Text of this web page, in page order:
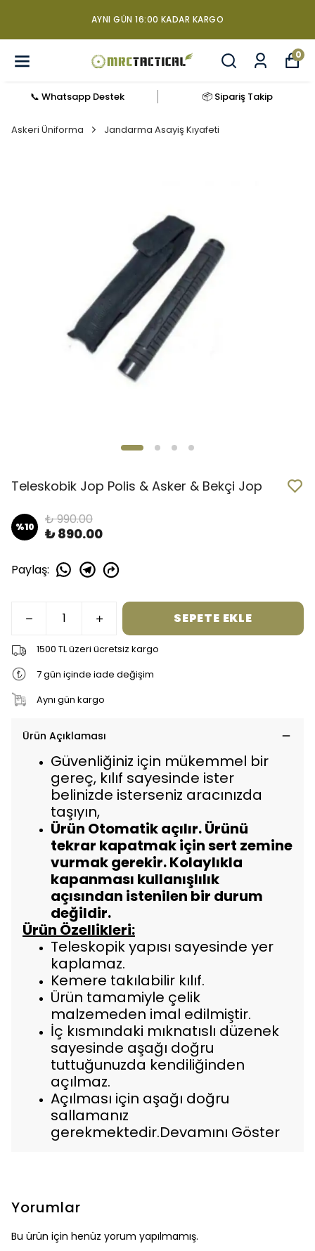
AYNI GÜN 16:00 KADAR KARGO
0
📞 Whatsapp Destek 📦 Sipariş Takip
Askeri Üniforma Jandarma Asayiş Kıyafeti
Teleskobik Jop Polis & Asker & Bekçi Jop
%10 ₺ 990.00
₺ 890.00
Paylaş:
SEPETE EKLE
1500 TL üzeri ücretsiz kargo
7 gün içinde iade değişim
Aynı gün kargo
Ürün Açıklaması
Güvenliğiniz için mükemmel bir
gereç, kılıf sayesinde ister
belinizde isterseniz aracınızda
taşıyın,
Ürün Otomatik açılır. Ürünü
tekrar kapatmak için sert zemine
vurmak gerekir. Kolaylıkla
kapanması kullanışlılık
açısından istenilen bir durum
değildir.
Ürün Özellikleri:
Teleskopik yapısı sayesinde yer
kaplamaz.
Kemere takılabilir kılıf.
Ürün tamamiyle çelik
malzemeden imal edilmiştir.
İç kısmındaki mıknatıslı düzenek
sayesinde aşağı doğru
tuttuğunuzda kendiliğinden
açılmaz.
Açılması için aşağı doğru
sallamanız
gerekmektedir.Devamını Göster
Yorumlar
Bu ürün için henüz yorum yapılmamış.